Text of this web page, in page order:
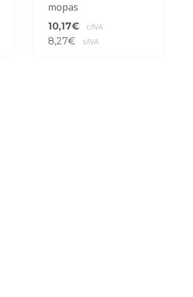
mopas
10,17€ c/IVA
8,27€ s/IVA